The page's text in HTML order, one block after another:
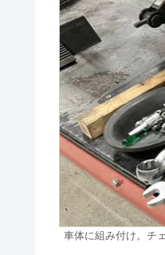
車体に組み付け。チ